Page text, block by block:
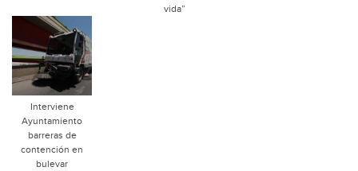
vida”
Interviene
Ayuntamiento
barreras de
contención en
bulevar